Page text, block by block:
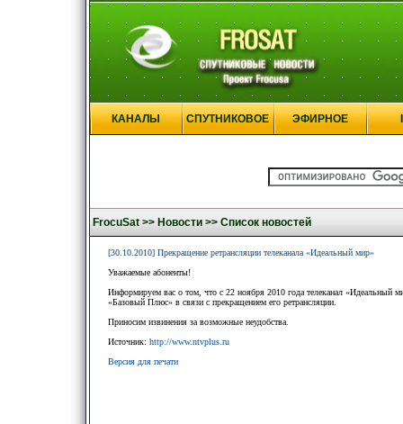
КАНАЛЫ СПУТНИКОВОЕ ЭФИРНОЕ
FrocuSat >> Новости >> Список новостей
[30.10.2010] Прекращение ретрансляции телеканала «Идеальный мир»
Уважаемые абоненты!
Информируем вас о том, что с 22 ноября 2010 года телеканал «Идеальный
«Базовый Плюс» в связи с прекращением его ретрансляции.
Приносим извинения за возможные неудобства.
Источник: http://www.ntvplus.ru
Версия для печати